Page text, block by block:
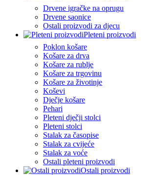
Drvene igračke na oprugu
Drvene saonice
Ostali proizvodi za djecu
Pleteni proizvodi
Poklon košare
Košare za drva
Košare za rublje
Košare za trgovinu
Košare za životinje
Koševi
Dječje košare
Pehari
Pleteni dječji stolci
Pleteni stolci
Stalak za časopise
Stalak za cvijeće
Stalak za voće
Ostali pleteni proizvodi
Ostali proizvodi